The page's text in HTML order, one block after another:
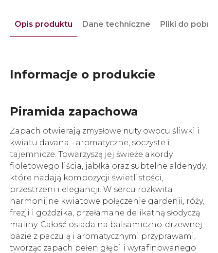
Opis produktu Dane techniczne Pliki do
Informacje o produkcie
Piramida zapachowa
Zapach otwierają zmysłowe nuty owocu śliwki i
kwiatu davana - aromatyczne, soczyste i
tajemnicze. Towarzyszą jej świeże akordy
fioletowego liścia, jabłka oraz subtelne aldehydy,
które nadają kompozycji świetlistości,
przestrzeni i elegancji. W sercu rozkwita
harmonijne kwiatowe połączenie gardenii, róży,
frezji i goździka, przełamane delikatną słodyczą
maliny. Całość osiada na balsamiczno-drzewnej
bazie z paczulą i aromatycznymi przyprawami,
tworząc zapach pełen głębi i wyrafinowanego